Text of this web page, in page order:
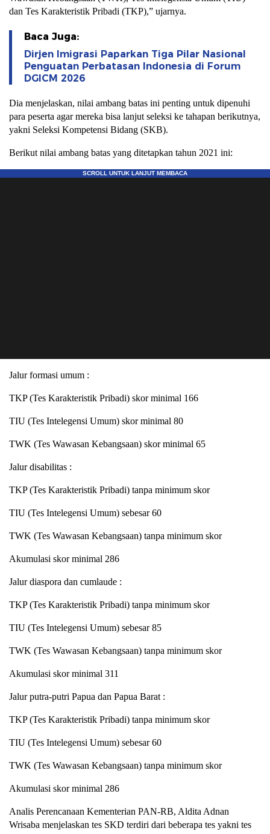
dan Tes Karakteristik Pribadi (TKP),” ujarnya.
Baca Juga:
Dirjen Imigrasi Paparkan Tiga Pilar Nasional
Penguatan Perbatasan Indonesia di Forum
DGICM 2026
Dia menjelaskan, nilai ambang batas ini penting untuk dipenuhi
para peserta agar mereka bisa lanjut seleksi ke tahapan berikutnya,
yakni Seleksi Kompetensi Bidang (SKB).
Berikut nilai ambang batas yang ditetapkan tahun 2021 ini:
Jalur formasi umum :
TKP (Tes Karakteristik Pribadi) skor minimal 166
TIU (Tes Intelegensi Umum) skor minimal 80
TWK (Tes Wawasan Kebangsaan) skor minimal 65
Jalur disabilitas :
TKP (Tes Karakteristik Pribadi) tanpa minimum skor
TIU (Tes Intelegensi Umum) sebesar 60
TWK (Tes Wawasan Kebangsaan) tanpa minimum skor
Akumulasi skor minimal 286
Jalur diaspora dan cumlaude :
TKP (Tes Karakteristik Pribadi) tanpa minimum skor
TIU (Tes Intelegensi Umum) sebesar 85
TWK (Tes Wawasan Kebangsaan) tanpa minimum skor
Akumulasi skor minimal 311
Jalur putra-putri Papua dan Papua Barat :
TKP (Tes Karakteristik Pribadi) tanpa minimum skor
TIU (Tes Intelegensi Umum) sebesar 60
TWK (Tes Wawasan Kebangsaan) tanpa minimum skor
Akumulasi skor minimal 286
Analis Perencanaan Kementerian PAN-RB, Aldita Adnan
Wrisaba menjelaskan tes SKD terdiri dari beberapa tes yakni tes